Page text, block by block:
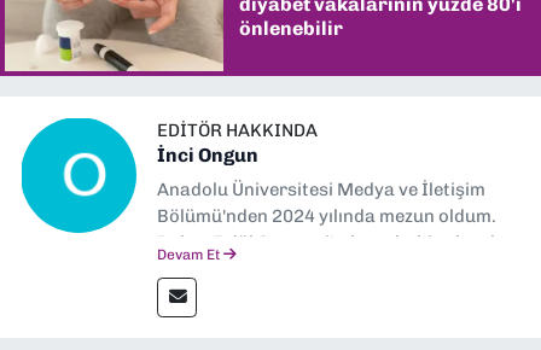
diyabet vakalarının yüzde 80'i
önlenebilir
EDITÖR HAKKINDA
İnci Ongun
Anadolu Üniversitesi Medya ve İletişim
Bölümü'nden 2024 yılında mezun oldum.
Dokuz Eylül Gazetesi'nde muhabir olarak
Devam Et